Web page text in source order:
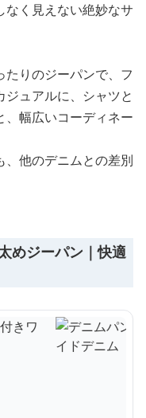
なく見えない絶妙なサ
たりのジーパンで、フ
ュアルに、シャツと
幅広いコーディネー
、他のデニムとの差別
めジーパン｜快適